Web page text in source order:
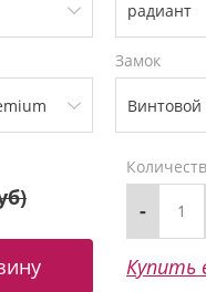
Замок
) -
Купить